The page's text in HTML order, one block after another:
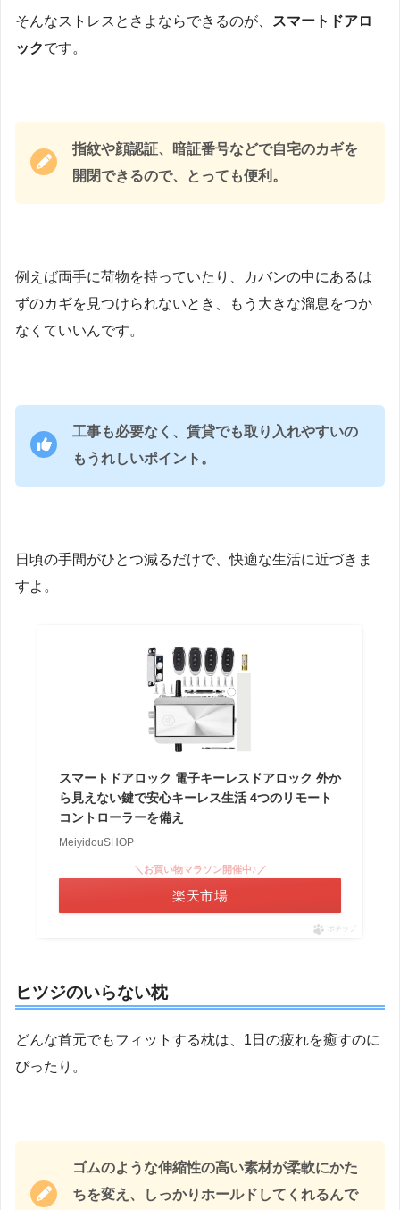
そんなストレスとさよならできるのが、
スマートドアロ
ックです。
指紋や顔認証、暗証番号などで自宅のカギを
開閉できるので、とっても便利。
例えば両手に荷物を持っていたり、カバンの中にあるは
ずのカギを見つけられないとき、もう大きな溜息をつか
なくていいんです。
工事も必要なく、賃貸でも取り入れやすいの
もうれしいポイント。
日頃の手間がひとつ減るだけで、快適な生活に近づきま
すよ。
スマートドアロック 電子キーレスドアロック 外か
ら見えない鍵で安心キーレス生活 4つのリモート
コントローラーを備え
MeiyidouSHOP
＼お買い物マラソン開催中♪／
楽天市場
ポチップ
ヒツジのいらない枕
どんな首元でもフィットする枕は、1日の疲れを癒すのに
ぴったり。
ゴムのような伸縮性の高い素材が柔軟にかた
ちを変え、しっかりホールドしてくれるんで